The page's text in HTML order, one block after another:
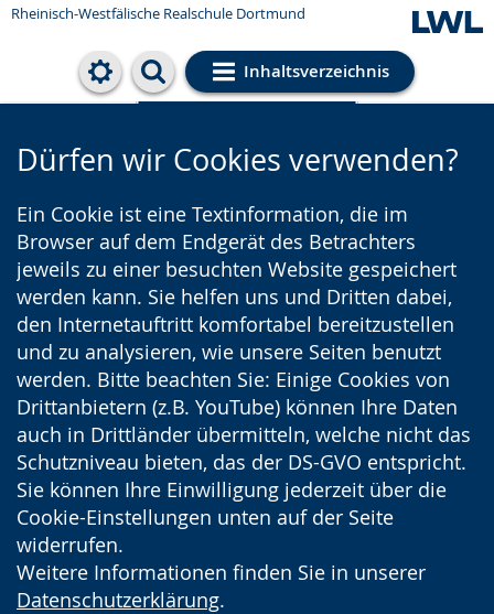
Rheinisch-Westfälische Realschule Dortmund
Inhaltsverzeichnis
Cookie-Einstellungen
Dürfen wir Cookies verwenden?
Ein Cookie ist eine Textinformation, die im
Browser auf dem Endgerät des Betrachters
jeweils zu einer besuchten Website gespeichert
werden kann. Sie helfen uns und Dritten dabei,
den Internetauftritt komfortabel bereitzustellen
und zu analysieren, wie unsere Seiten benutzt
werden. Bitte beachten Sie: Einige Cookies von
Drittanbietern (z.B. YouTube) können Ihre Daten
auch in Drittländer übermitteln, welche nicht das
Schutzniveau bieten, das der DS-GVO entspricht.
Sie können Ihre Einwilligung jederzeit über die
Cookie-Einstellungen unten auf der Seite
widerrufen.
Weitere Informationen finden Sie in unserer
Datenschutzerklärung.